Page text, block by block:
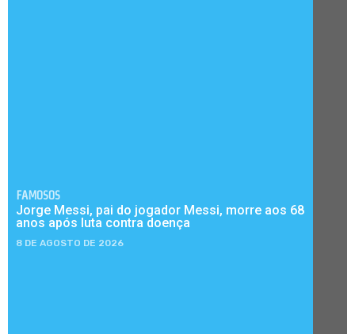
FAMOSOS
Jorge Messi, pai do jogador Messi, morre aos 68
anos após luta contra doença
8 DE AGOSTO DE 2026